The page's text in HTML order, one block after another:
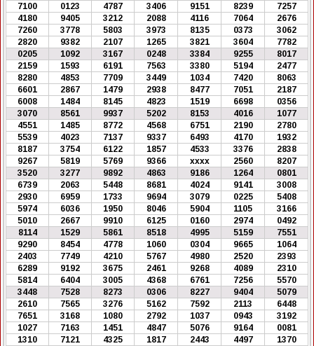
7100
0123 4787 3406 9151 8239
7257
4180
9405 3212 2088 4116 7064
2676
7260
3778 5803 3973 8135 0373
3062
2820
9382 2107 1265 3821 3604
7782
0205
1092 3167 0248 3384 9255
8017
2159
1593 6191 7563 3380 5194
2477
8280
4853 7709 3449 1034 7420
8063
6601
2867 1479 2938 8477 7051
2187
6008
1484 8145 4823 1519 6698
0356
3070
8561 9937 5202 8153 4016
1077
4551
1485 8772 4568 6751 2190
2780
5539
4023 7137 9337 6493 4170
1932
8187
3754 6122 1857 4533 3376
2838
9267
5819 5769 9366 xxxx 2560
8207
3520
3277 9892 4863 9186 1264
0801
6739
2063 5448 8681 4024 9141
3008
2930
6959 1733 9694 3079 0225
5408
5974
6036 1950 8046 5904 1105
3166
5010
2667 9910 6125 0160 2974
0492
8114
1529 5861 8518 4995 5159
7551
9290
8454 4778 1060 0304 9665
1064
2403
7749 4210 5767 4980 2520
2393
6289
9192 3675 2461 9268 4089
2310
5814
6404 3005 4368 6761 7256
5570
3448
7528 8273 0306 8227 9404
5079
2610
7565 3276 5162 7592 2113
6448
7651
3168 1080 2792 1037 0943
3192
1027
7163 1451 4847 5076 9164
0081
1310
7121 4325 1817 2443 4497
1370